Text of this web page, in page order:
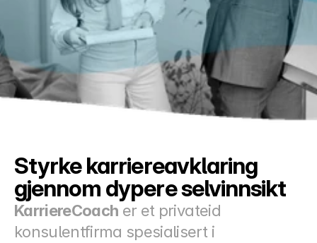
Careers
Docs
About
Join
Events
Styrke karriereavklaring
gjennom dypere selvinnsikt
KarriereCoach er et privateid
konsulentfirma spesialisert i